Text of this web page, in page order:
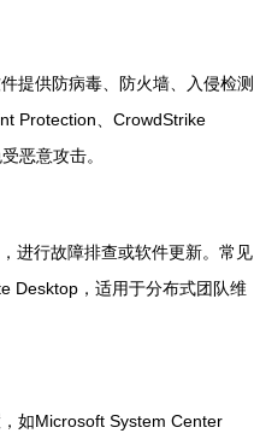
提供防病毒、防火墙、入侵检测
Protection、CrowdStrike
恶意攻击。
进行故障排查或软件更新。常见
Desktop，适用于分布式团队维
如Microsoft System Center